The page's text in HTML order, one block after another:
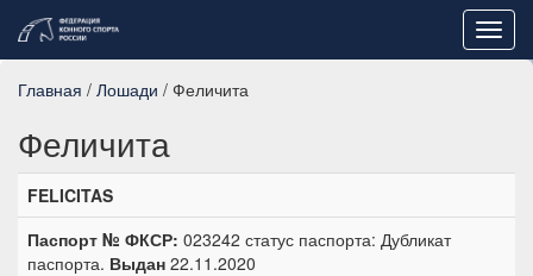
Главная / Лошади / Феличита
Феличита
FELICITAS
Паспорт № ФКСР: 023242 статус паспорта: Дубликат
паспорта. Выдан 22.11.2020